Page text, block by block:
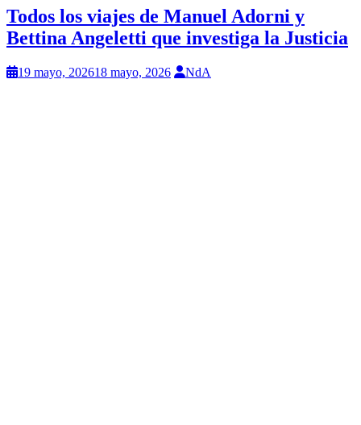
Todos los viajes de Manuel Adorni y
Bettina Angeletti que investiga la Justicia
19 mayo, 202618 mayo, 2026 NdA